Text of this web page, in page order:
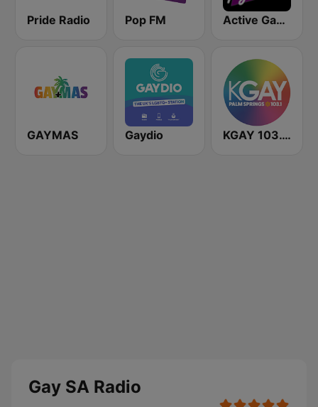
Pride Radio Pop FM Active Gay Dance - Only the dance 90
GAYMAS Gaydio KGAY 103.1 Palm Springs
Gay SA Radio